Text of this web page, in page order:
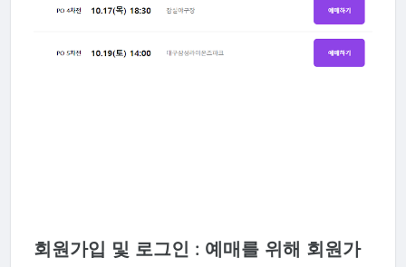
회원가입 및 로그인 : 예매를 위해 회원가